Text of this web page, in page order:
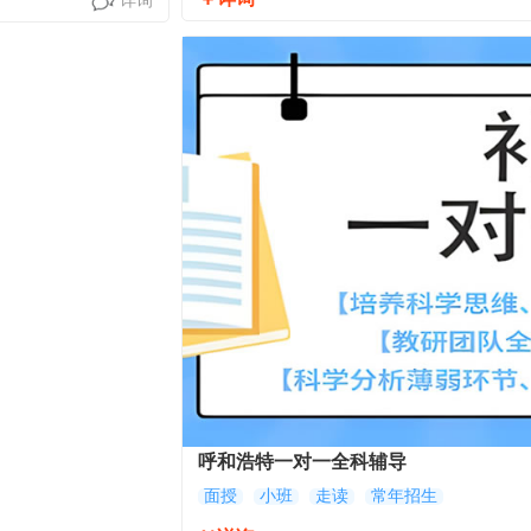
呼和浩特一对一全科辅导
面授 小班 走读 常年招生